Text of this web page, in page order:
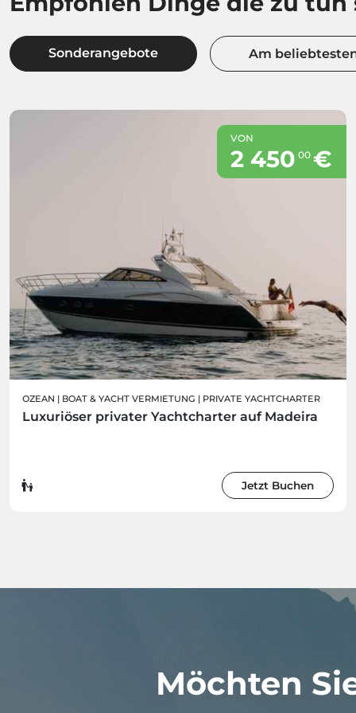
Sonderangebote Am
VON
2 450 00 €
OZEAN | BOAT & YACHT VERMIETUNG | PRIVATE YACHTCHARTER
Luxuriöser privater Yachtcharter auf Madeira
Jetzt Buchen
Möchten